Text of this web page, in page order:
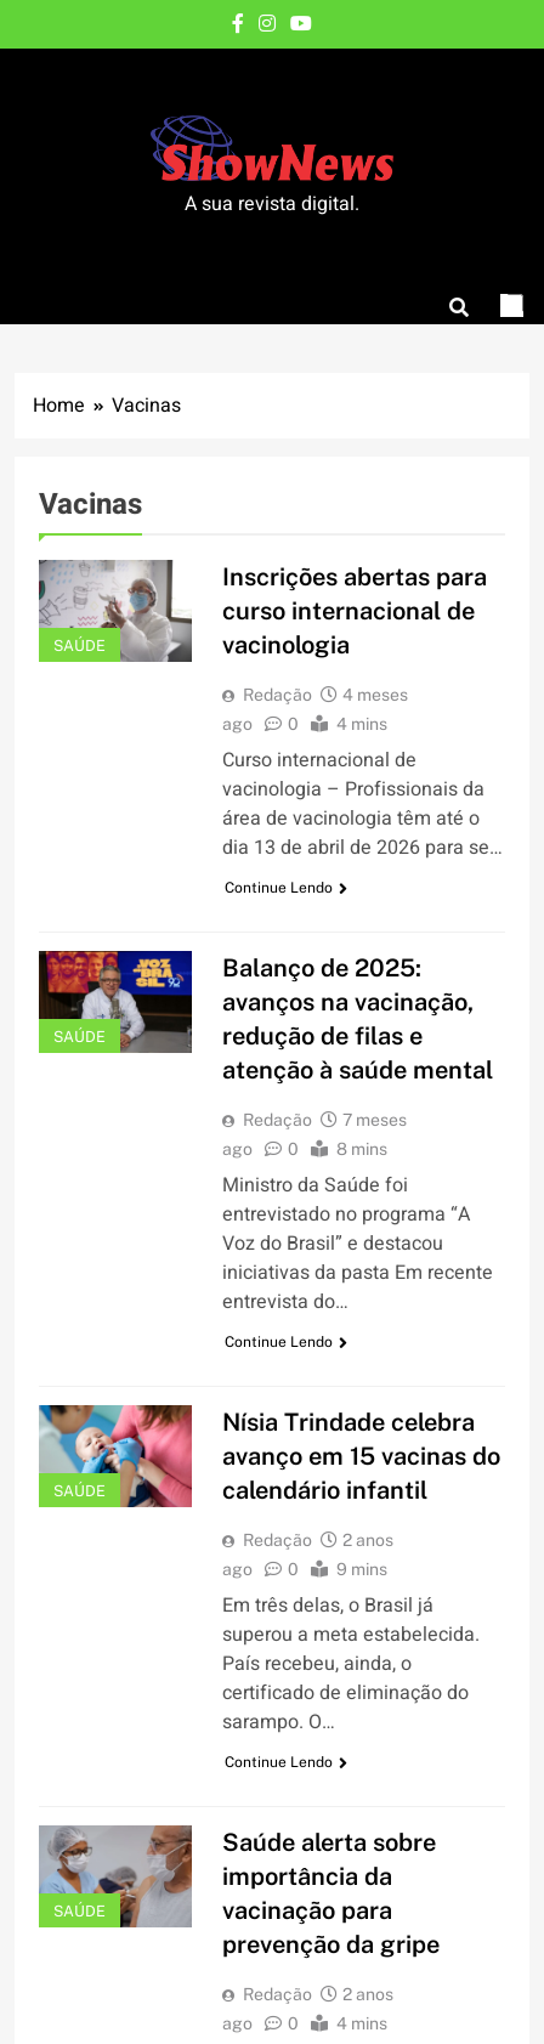
to
A sua revista digital.
Home Vacinas
Vacinas
SAÚDE
Inscrições abertas para
curso internacional de
vacinologia
Redação
4 meses
ago
0 4 mins
Curso internacional de
vacinologia – Profissionais da
área de vacinologia têm até o
dia 13 de abril de 2026 para se…
Continue Lendo
SAÚDE
Balanço de 2025:
avanços na vacinação,
redução de filas e
atenção à saúde mental
Redação
7 meses
ago
0 8 mins
Ministro da Saúde foi
entrevistado no programa “A
Voz do Brasil” e destacou
iniciativas da pasta Em recente
entrevista do…
Continue Lendo
SAÚDE
Nísia Trindade celebra
avanço em 15 vacinas do
calendário infantil
Redação
2 anos
ago
0 9 mins
Em três delas, o Brasil já
superou a meta estabelecida.
País recebeu, ainda, o
certificado de eliminação do
sarampo. O…
Continue Lendo
SAÚDE
Saúde alerta sobre
importância da
vacinação para
prevenção da gripe
Redação
2 anos
ago
0 4 mins